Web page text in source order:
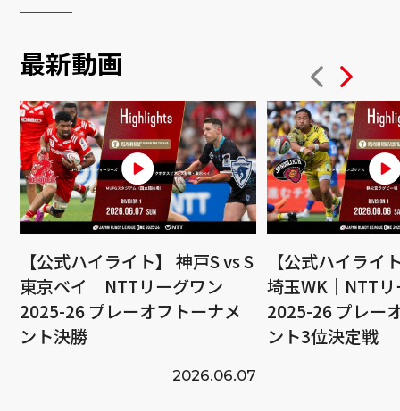
最新動画
【公式ハイライト】 神戸S vs S
東京ベイ｜NTTリーグワン
2025-26 プレーオフトーナメ
ント決勝
2026.06.07
【公式ハイライ
埼玉WK｜NTT
2025-26 プレー
ント3位決定戦